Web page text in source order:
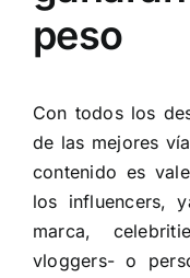
peso
Con todos los
de las mejores
contenido es
los influencers,
marca,
vloggers- o